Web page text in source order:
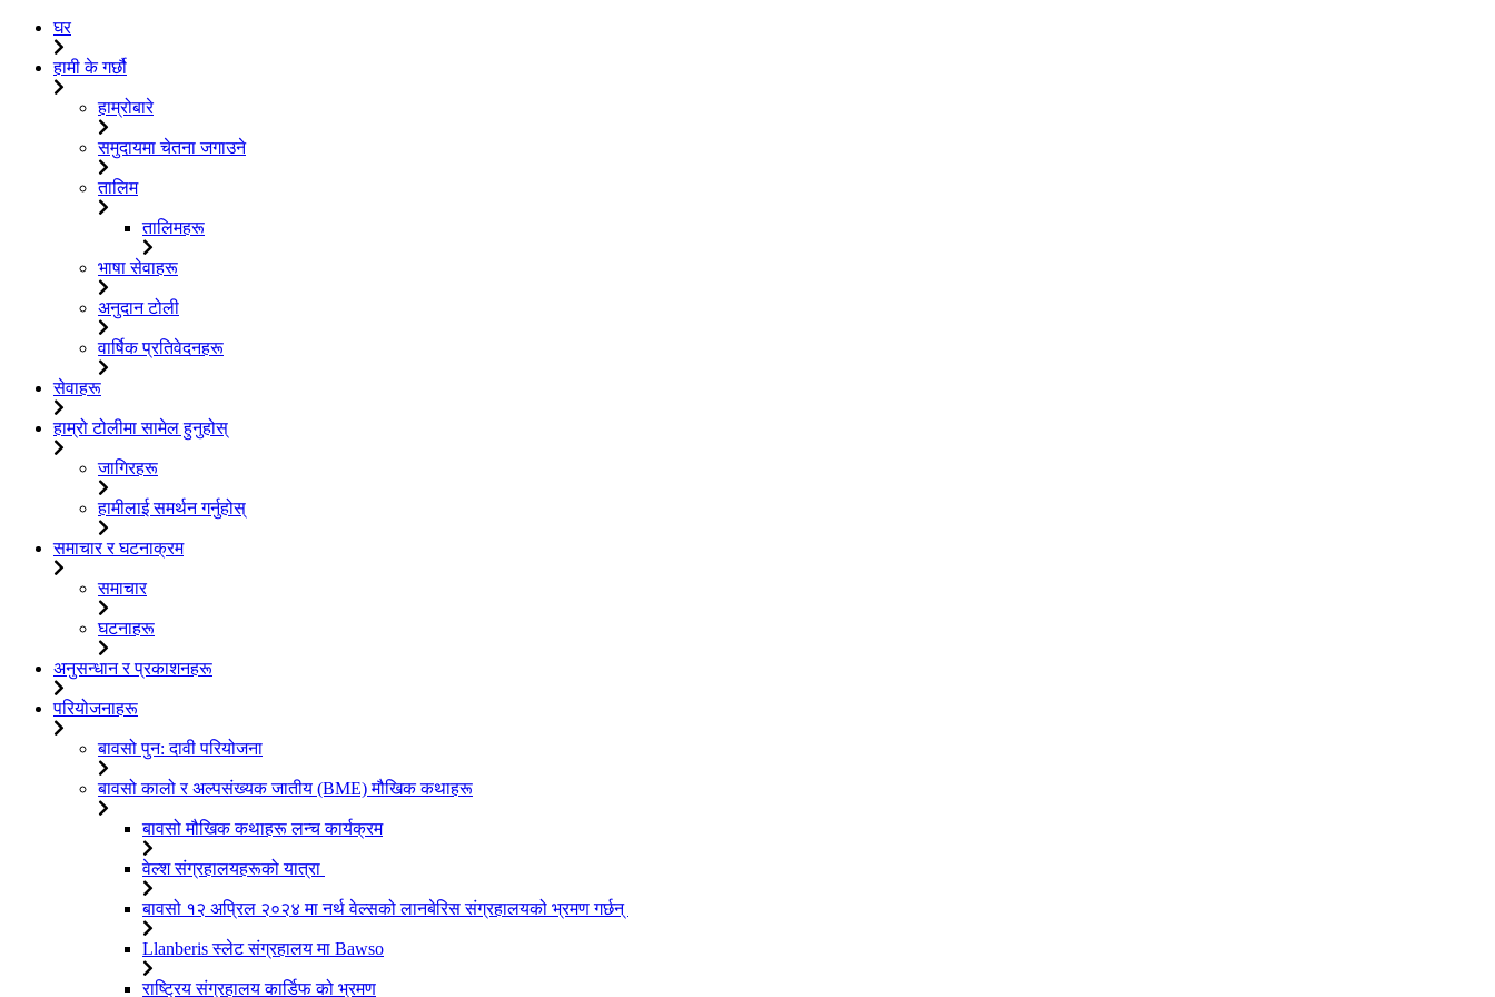
घर
हामी के गर्छौ
हाम्रोबारे
समुदायमा चेतना जगाउने
तालिम
तालिमहरू
भाषा सेवाहरू
अनुदान टोली
वार्षिक प्रतिवेदनहरू
सेवाहरू
हाम्रो टोलीमा सामेल हुनुहोस्
जागिरहरू
हामीलाई समर्थन गर्नुहोस्
समाचार र घटनाक्रम
समाचार
घटनाहरू
अनुसन्धान र प्रकाशनहरू
परियोजनाहरू
बावसो पुन: दावी परियोजना
बावसो कालो र अल्पसंख्यक जातीय (BME) मौखिक कथाहरू
बावसो मौखिक कथाहरू लन्च कार्यक्रम
वेल्श संग्रहालयहरूको यात्रा
बावसो १२ अप्रिल २०२४ मा नर्थ वेल्सको लानबेरिस संग्रहालयको भ्रमण गर्छन्
Llanberis स्लेट संग्रहालय मा Bawso
राष्ट्रिय संग्रहालय कार्डिफ को भ्रमण